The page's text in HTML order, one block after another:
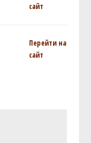
сайт
Перейти на
сайт